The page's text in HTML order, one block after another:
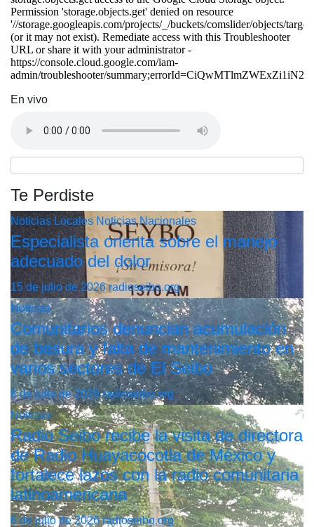
En vivo
Te Perdiste
Noticias Locales Noticias Nacionales
Especialista orienta sobre el manejo
adecuado del dolor
15 de julio de 2026radioseibo.org
Noticias
Comunitarios denuncian acumulación
de basura y falta de mantenimiento en
varios sectores de El Seibo
8 de julio de 2026radioseibo.org
Noticias
Radio Seibo recibe la visita de directora
de Radio Huayacocotla de México y
fortalece lazos con la radio comunitaria
latinoamericana
6 de julio de 2026radioseibo.org